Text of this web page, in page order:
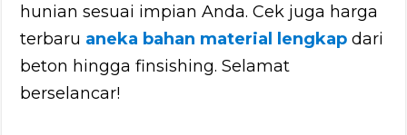
hunian sesuai impian Anda. Cek juga harga
terbaru aneka bahan material lengkap dari
beton hingga finsishing. Selamat
berselancar!